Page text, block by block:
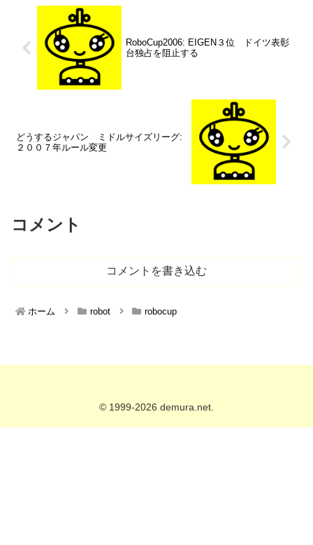
RoboCup2006: EIGEN３位 ドイツ表彰
台独占を阻止する
どうするジャパン ミドルサイズリーグ:
２００７年ルール変更
コメント
コメントを書き込む
ホーム robot robocup
© 1999-2026 demura.net.